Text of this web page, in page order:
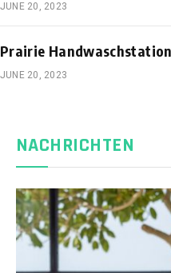
JUNE 20, 2023
Prairie
JUNE 20, 2023
NACHRICHTEN